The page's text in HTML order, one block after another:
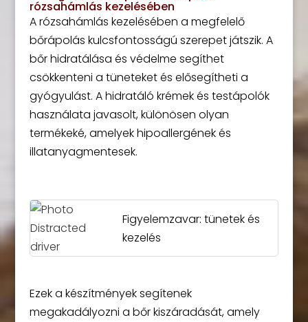
rózsahámlás kezelésében
A rózsahámlás kezelésében a megfelelő
bőrápolás kulcsfontosságú szerepet játszik. A
bőr hidratálása és védelme segíthet
csökkenteni a tüneteket és elősegítheti a
gyógyulást. A hidratáló krémek és testápolók
használata javasolt, különösen olyan
termékeké, amelyek hipoallergének és
illatanyagmentesek.
Figyelemzavar: tünetek és
kezelés
Ezek a készítmények segítenek
megakadályozni a bőr kiszáradását, amely